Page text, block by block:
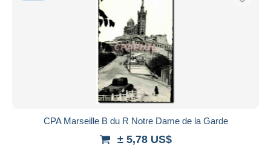
CPA Marseille B du R Notre Dame de la Garde
± 5,78 US$